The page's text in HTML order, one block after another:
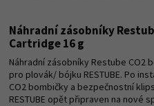
Náhradní zásobníky
Cartridge 16 g
Náhradní zásobníky Restube CO2
pro plovák/ bójku RESTUBE. Po
CO2 bombičky a bezpečnostní
RESTUBE opět připraven na nové